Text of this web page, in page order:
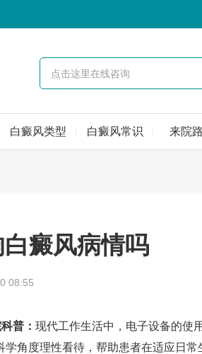
白癜风类型 白癜风常识 来院
癜风病情吗
08:55
科普： 现代工作生活中，电子设备的使
角度理性看待，帮助患者在适应日常